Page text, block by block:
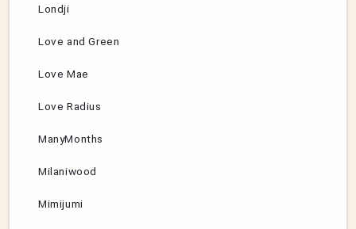
Londji
Love and Green
Love Mae
Love Radius
ManyMonths
Milaniwood
Mimijumi